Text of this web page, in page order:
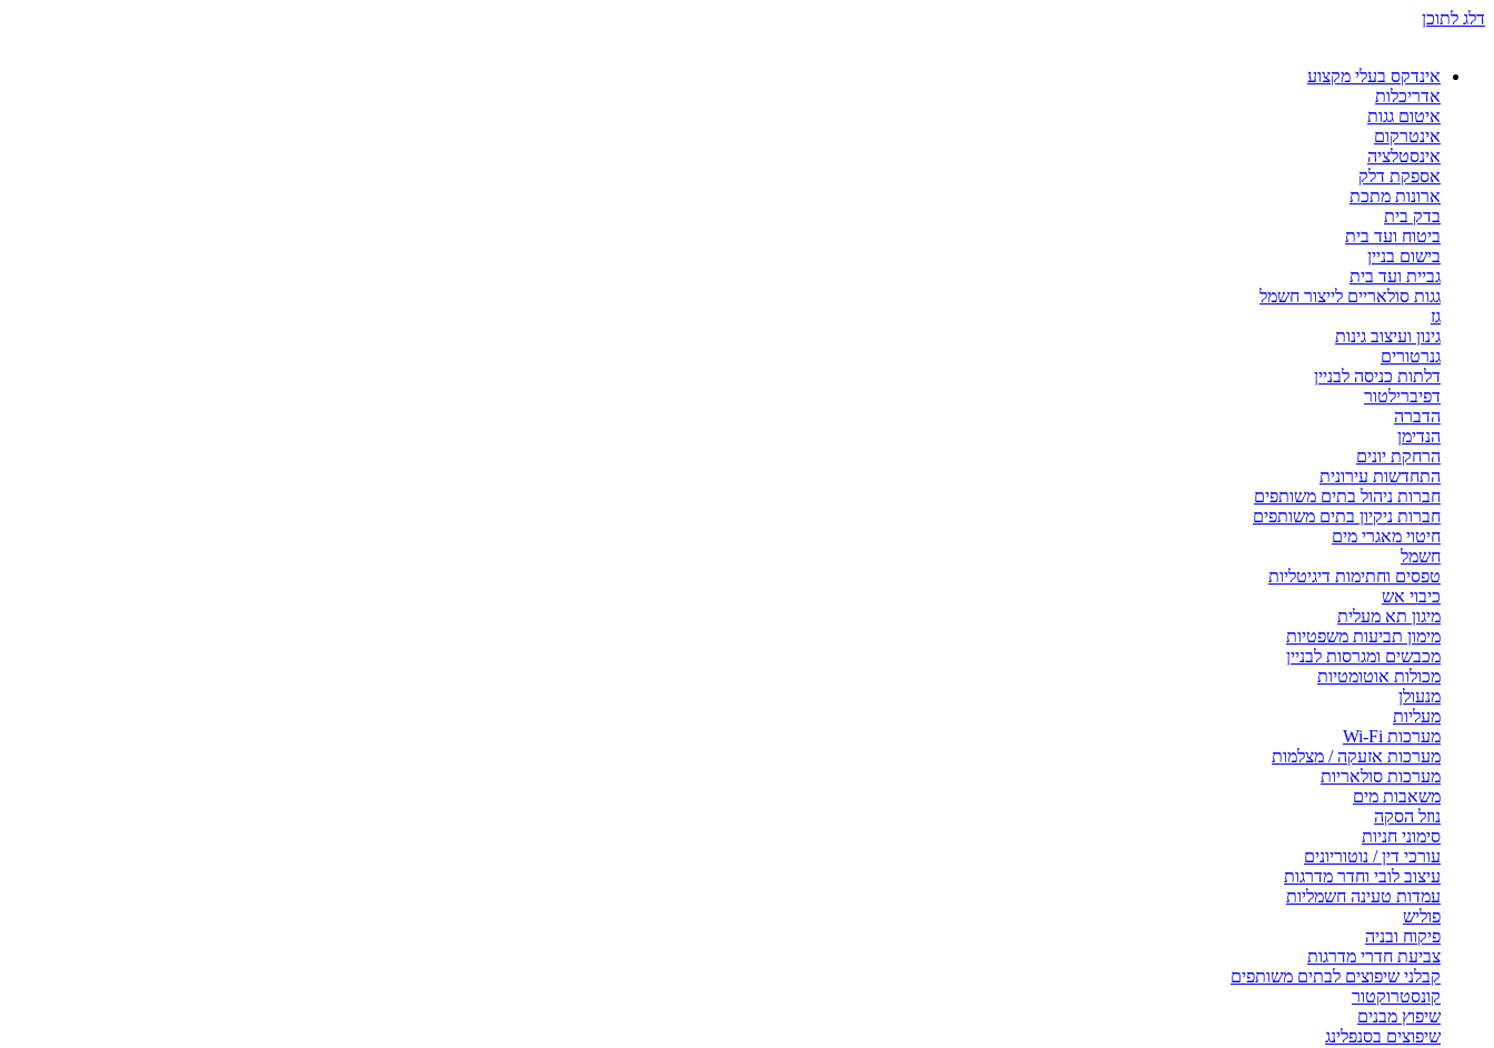
דלג לתוכן
אינדקס בעלי מקצוע
אדריכלות
איטום גגות
אינטרקום
אינסטלציה
אספקת דלק
ארונות מתכת
בדק בית
ביטוח ועד בית
בישום בניין
גביית ועד בית
גגות סולאריים לייצור חשמל
גז
גינון ועיצוב גינות
גנרטורים
דלתות כניסה לבניין
דפיברילטור
הדברה
הנדימן
הרחקת יונים
התחדשות עירונית
חברות ניהול בתים משותפים
חברות ניקיון בתים משותפים
חיטוי מאגרי מים
חשמל
טפסים וחתימות דיגיטליות
כיבוי אש
מיגון תא מעלית
מימון תביעות משפטיות
מכבשים ומגרסות לבניין
מכולות אוטומטיות
מנעולן
מעליות
מערכות Wi-Fi
מערכות אזעקה / מצלמות
מערכות סולאריות
משאבות מים
נוזל הסקה
סימוני חניות
עורכי דין / נוטוריונים
עיצוב לובי וחדר מדרגות
עמדות טעינה חשמליות
פוליש
פיקוח ובניה
צביעת חדרי מדרגות
קבלני שיפוצים לבתים משותפים
קונסטרוקטור
שיפוץ מבנים
שיפוצים בסנפלינג